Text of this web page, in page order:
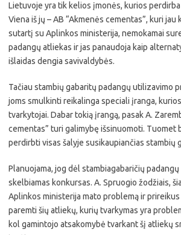
Lietuvoje yra tik kelios įmonės, kurios
Viena iš jų – AB “Akmenės cementas”, kuri jau
sutartį su Aplinkos ministerija, nemokamai
padangų atliekas ir jas panaudoja kaip
išlaidas dengia savivaldybės.
Tačiau stambių gabaritų padangų utilizavimo
joms smulkinti reikalinga speciali įranga,
tvarkytojai. Dabar tokią įrangą, pasak A.
cementas” turi galimybę išsinuomoti. Tuomet
perdirbti visas šalyje susikaupiančias stambių
Planuojama, jog dėl stambiagabaričių
skelbiamas konkursas. A. Spruogio žodžiais,
Aplinkos ministerija mato problemą ir
paremti šių atliekų, kurių tvarkymas yra
kol gamintojo atsakomybė tvarkant šį atliekų